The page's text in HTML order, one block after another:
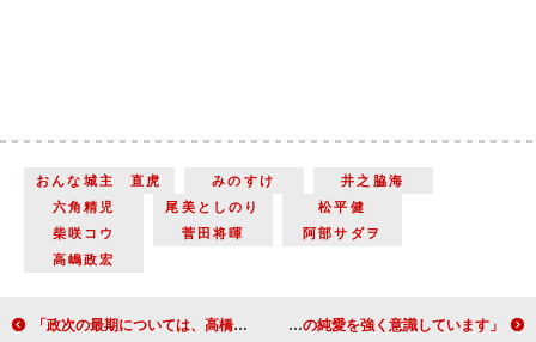
おんな城主 直虎 みのすけ
井之脇海
六角精児
尾美としのり
松平健
柴咲コウ
菅田将暉
阿部サダヲ
高嶋政宏
「政次の最期については、高橋一生くんと話して、僕なりにお芝居でお別れをさせてもらいました」橋本じゅん（近藤康用）【「おんな城主 直虎」インタビュー】 「美代子との純愛を強く意識しています」沢村一樹（谷田部実）【「ひよっこ」インタビュー】